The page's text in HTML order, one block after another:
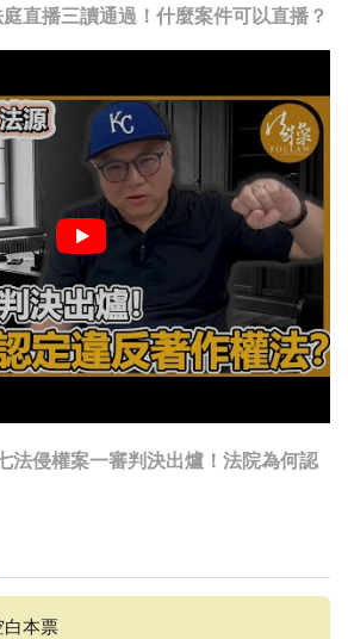
直播三讀通過！什麼案件可以直播？
法侵權案一審判決出爐！法院為何認
白本票